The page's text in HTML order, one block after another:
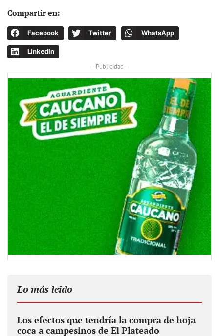
Compartir en:
Facebook Twitter WhatsApp
LinkedIn
- Publicidad -
Lo más leido
Los efectos que tendría la compra de hoja
coca a campesinos de El Plateado